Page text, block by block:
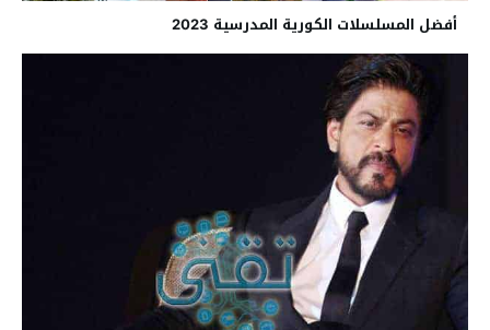
أفضل المسلسلات الكورية المدرسية 2023